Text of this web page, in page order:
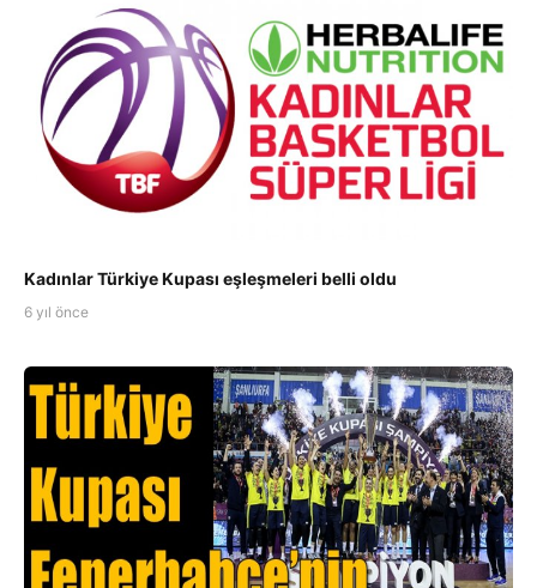
Kadınlar Türkiye Kupası eşleşmeleri belli oldu
6 yıl önce